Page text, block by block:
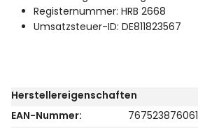
Registernummer: HRB 2668
Umsatzsteuer-ID: DE811823567
Herstellereigenschaften
EAN-Nummer:
767523876061